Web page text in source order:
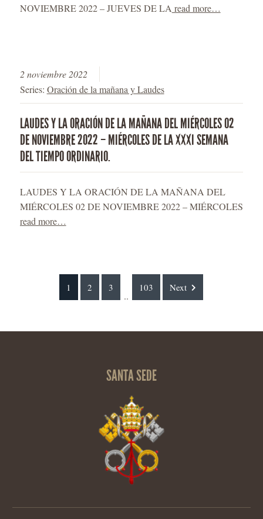
NOVIEMBRE 2022 – JUEVES DE LA read more…
2 noviembre 2022
Series: Oración de la mañana y Laudes
LAUDES Y LA ORACIÓN DE LA MAÑANA DEL MIÉRCOLES 02
DE NOVIEMBRE 2022 – MIÉRCOLES DE LA XXXI SEMANA
DEL TIEMPO ORDINARIO.
LAUDES Y LA ORACIÓN DE LA MAÑANA DEL
MIÉRCOLES 02 DE NOVIEMBRE 2022 – MIÉRCOLES
read more…
1 2 3
..
103 Next
SANTA SEDE